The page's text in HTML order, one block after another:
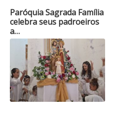
Paróquia Sagrada Família
celebra seus padroeiros
a…